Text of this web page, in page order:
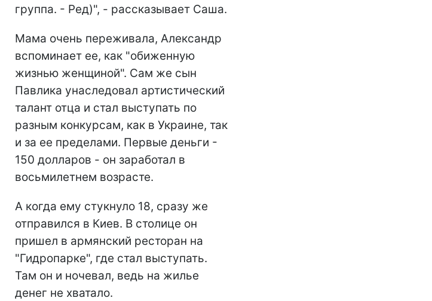
группа. - Ред)", - рассказывает Саша.
Мама очень переживала, Александр
вспоминает ее, как "обиженную
жизнью женщиной". Сам же сын
Павлика унаследовал артистический
талант отца и стал выступать по
разным конкурсам, как в Украине, так
и за ее пределами. Первые деньги -
150 долларов - он заработал в
восьмилетнем возрасте.
А когда ему стукнуло 18, сразу же
отправился в Киев. В столице он
пришел в армянский ресторан на
"Гидропарке", где стал выступать.
Там он и ночевал, ведь на жилье
денег не хватало.